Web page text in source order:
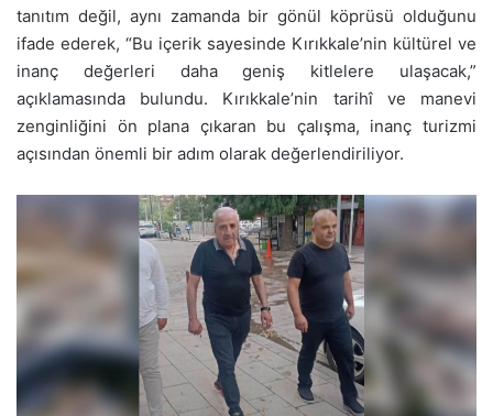
tanıtım değil, aynı zamanda bir gönül köprüsü olduğunu
ifade ederek, “Bu içerik sayesinde Kırıkkale’nin kültürel ve
inanç değerleri daha geniş kitlelere ulaşacak,”
açıklamasında bulundu. Kırıkkale’nin tarihî ve manevi
zenginliğini ön plana çıkaran bu çalışma, inanç turizmi
açısından önemli bir adım olarak değerlendiriliyor.